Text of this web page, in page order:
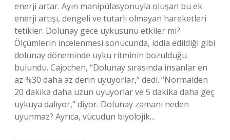
enerji artar. Ayın manipülasyonuyla oluşan bu ek
enerji artışı, dengeli ve tutarlı olmayan hareketleri
tetikler. Dolunay gece uykusunu etkiler mi?
Ölçümlerin incelenmesi sonucunda, iddia edildiği gibi
dolunay döneminde uyku ritminin bozulduğu
bulundu. Cajochen, “Dolunay sırasında insanlar en
az %30 daha az derin uyuyorlar,” dedi. “Normalden
20 dakika daha uzun uyuyorlar ve 5 dakika daha geç
uykuya dalıyor,” diyor. Dolunay zamanı neden
uyunmaz? Ayrıca, vücudun biyolojik…